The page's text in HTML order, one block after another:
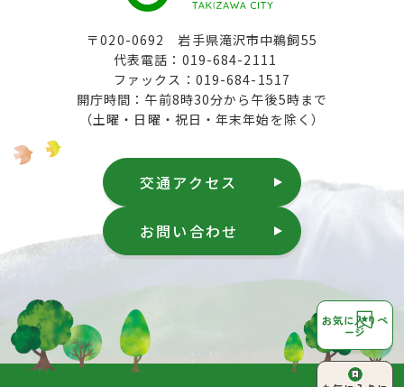
お気に入りペ
ージ
〒020-0692 岩手県滝沢市中鵜飼55
代表電話：019-684-2111
ファックス：019-684-1517
開庁時間：午前8時30分から午後5時まで
（土曜・日曜・祝日・年末年始を除く）
交通アクセス
お問い合わせ